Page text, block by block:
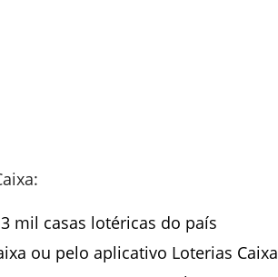
mil casas lotéricas do país
ou pelo aplicativo Loterias Caixa